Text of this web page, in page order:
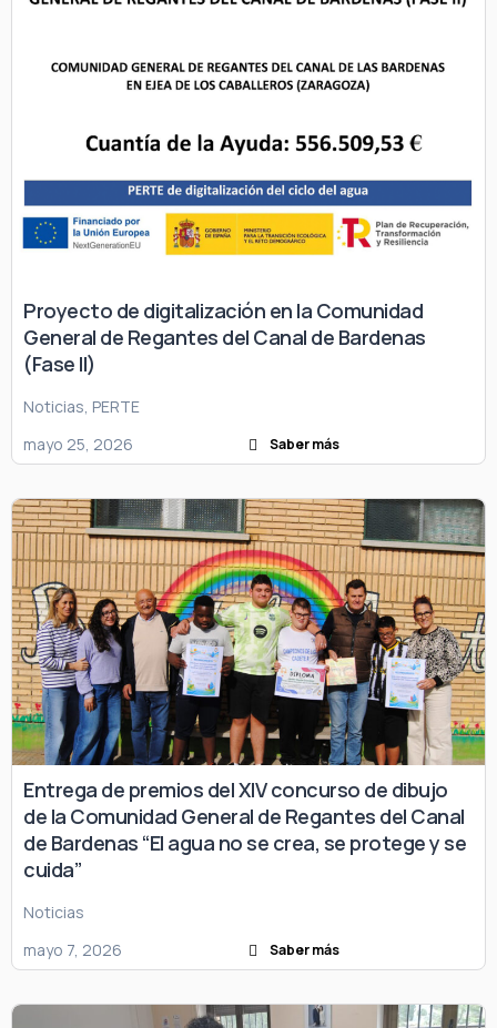
Proyecto de digitalización en la Comunidad
General de Regantes del Canal de Bardenas
(Fase II)
Noticias, PERTE
mayo 25, 2026
Saber más
Entrega de premios del XIV concurso de dibujo
de la Comunidad General de Regantes del Canal
de Bardenas “El agua no se crea, se protege y se
cuida”
Noticias
mayo 7, 2026
Saber más